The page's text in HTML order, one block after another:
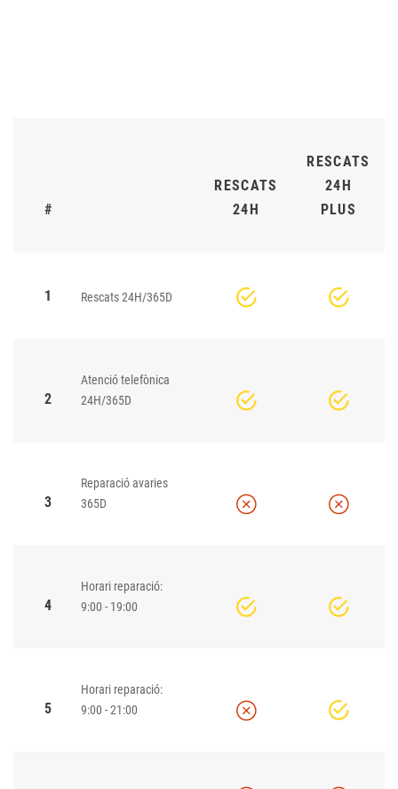
#
RESCATS
24H
RESCATS
24H
PLUS
1 Rescats 24H/365D
2
Atenció telefònica
24H/365D
3
Reparació avaries
365D
4
Horari reparació:
9:00 - 19:00
5
Horari reparació:
9:00 - 21:00